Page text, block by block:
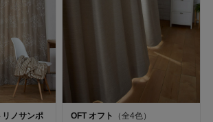
ノサンポ
OFT オフト
（全4色）
（種別）
テン・ドレープ（サイズ別）
テン・レース（サイズ別）